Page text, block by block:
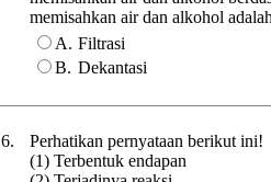
memisahkan air dan alkohol
A. Filtrasi
B. Dekantasi
6.
Perhatikan pernyataan berikut ini!
(1) Terbentuk endapan